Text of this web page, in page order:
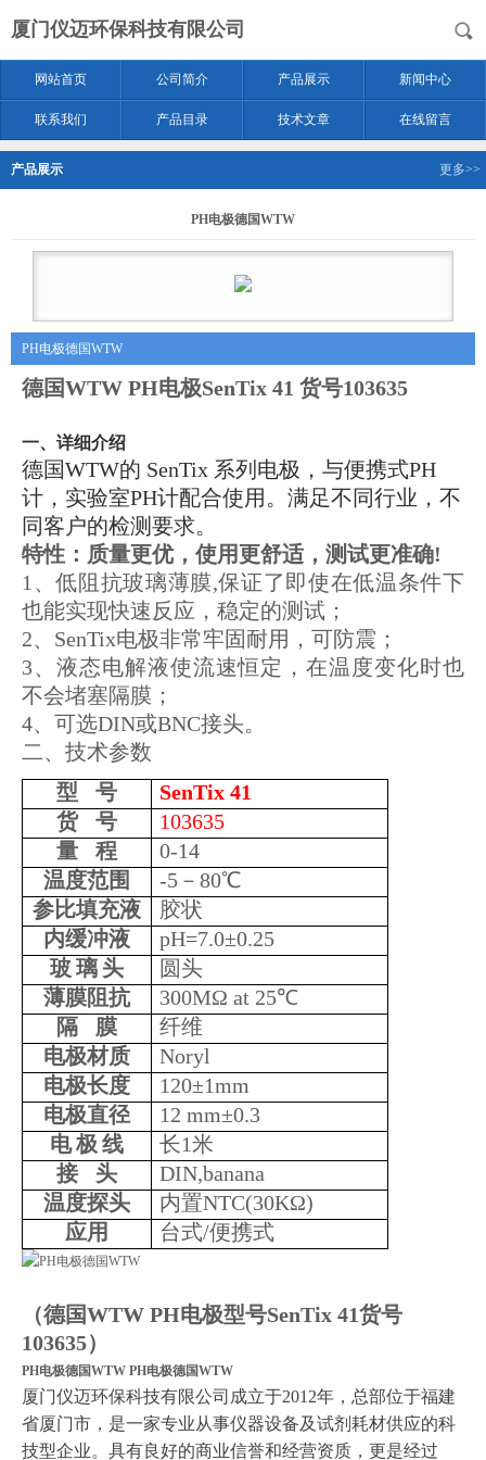
厦门仪迈环保科技有限公司
网站首页 公司简介 产品展示 新闻中心
联系我们 产品目录 技术文章 在线留言
产品展示 更多>>
PH电极德国WTW
PH电极德国WTW
德国WTW PH电极SenTix 41 货号103635
一、详细介绍
德国WTW的 SenTix 系列电极 ， 与便携式PH
计，实验室PH计配合使用。满足不同行业，不
同客户的检测要求。
特性：质量更优，使用更舒适，测试更准确!
1、低阻抗玻璃薄膜,保证了即使在低温条件下
也能实现快速反应，稳定的测试；
2、SenTix电极非常牢固耐用，可防震；
3、液态电解液使流速恒定，在温度变化时也
不会堵塞隔膜；
4、可选DIN或BNC接头。
二、技术参数
型
号
SenTix 41
货
号
103635
量
程
0-14
温度范围
-5－80℃
参比填充液
胶状
内缓冲液
pH=7.0±0.25
玻 璃 头
圆头
薄膜阻抗
300MΩ at 25℃
隔
膜
纤维
电极材质
Noryl
电极长度
120±1mm
电极直径
12 mm±0.3
电极 线
长1米
接
头
DIN,banana
温度探头
内置NTC(30KΩ)
应用
台式/便携式
（德国WTW PH电极型号SenTix 41货号
103635）
PH电极德国WTW PH电极德国WTW
厦门仪迈环保科技有限公司成立于2012年，总部位于福建
省厦门市，是一家专业从事仪器设备及试剂耗材供应的科
技型企业。具有良好的商业信誉和经营资质，更是经过